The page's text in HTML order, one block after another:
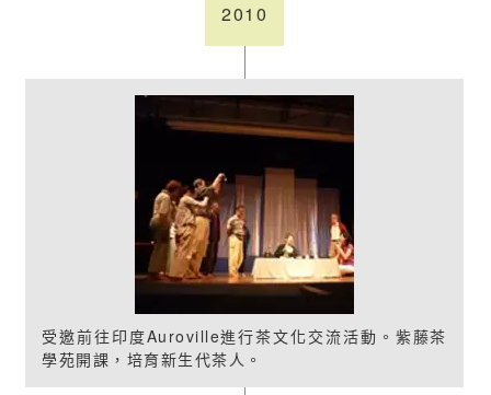
2010
受邀前往印度Auroville進行茶文化交流活動。紫藤茶
學苑開課，培育新生代茶人。